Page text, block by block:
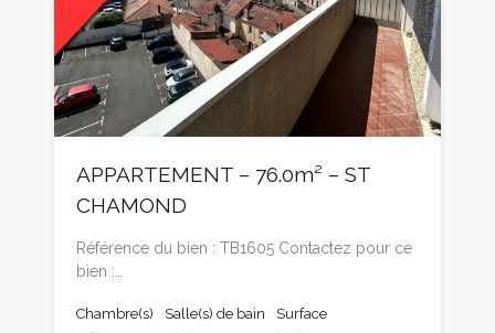
APPARTEMENT – 76.0m² – ST
CHAMOND
Référence du bien : TB1605 Contactez pour ce
bien :…
Chambre(s)
Salle(s) de bain
Surface